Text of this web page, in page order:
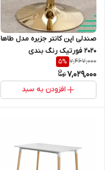
صندلی اپن کانتر جزیره مدل طاها
۲۰۲۰ فورتیک رنگ بندی
7,467,000
5%
7,029,000
افزودن به سبد